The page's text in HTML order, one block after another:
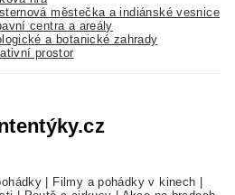
městečka a indiánské vesnice
centra a areály
a botanické zahrady
prostor
| Filmy a pohádky v kinech |